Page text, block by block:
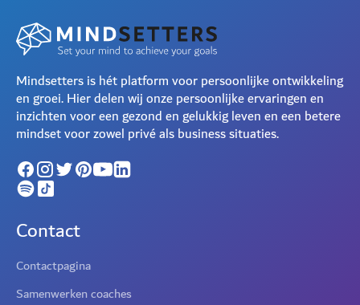
Mindsetters is hét platform voor persoonlijke ontwikkeling
en groei. Hier delen wij onze persoonlijke ervaringen en
inzichten voor een gezond en gelukkig leven en een betere
mindset voor zowel privé als business situaties.
Contact
Contactpagina
Samenwerken coaches